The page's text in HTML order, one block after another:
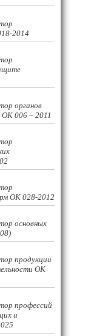
2014
органов
ОК 006 – 2011
ОК 028-2012
основных
продукции
ОК
профессий
и